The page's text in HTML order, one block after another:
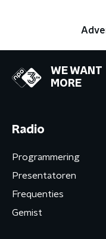
WE WANT
MORE
Radio
Programmering
Presentatoren
Frequenties
Gemist